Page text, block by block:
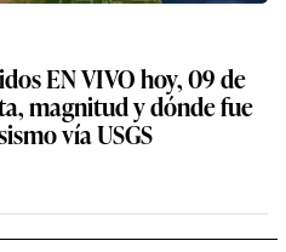
EN VIVO hoy, 09 de
magnitud y dónde fue
vía USGS